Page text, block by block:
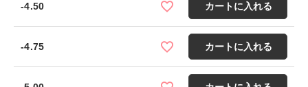
-4.50 カートに入れる
-4.75 カートに入れる